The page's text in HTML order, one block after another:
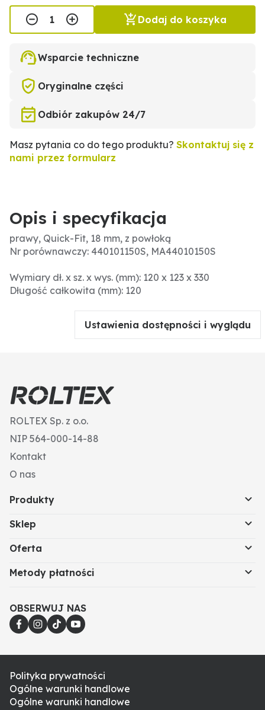
Dodaj do koszyka
Wsparcie techniczne
Oryginalne części
Odbiór zakupów 24/7
Masz pytania co do tego produktu? Skontaktuj się z
nami przez formularz
Opis i specyfikacja
prawy, Quick-Fit, 18 mm, z powłoką
Nr porównawczy: 440101150S, MA44010150S
Wymiary dł. x sz. x wys. (mm): 120 x 123 x 330
Długość całkowita (mm): 120
Ustawienia dostępności i wyglądu
ROLTEX Sp. z o.o.
NIP 564-000-14-88
Kontakt
O nas
Produkty
Sklep
Oferta
Metody płatności
OBSERWUJ NAS
Polityka prywatności
Ogólne warunki handlowe
Ogólne warunki handlowe